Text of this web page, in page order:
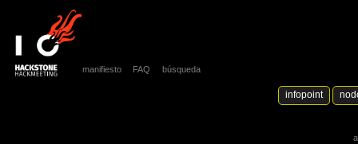
manifiesto FAQ búsqueda
infopoint